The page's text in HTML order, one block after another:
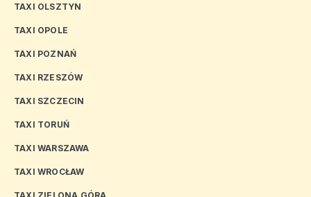
TAXI OLSZTYN
TAXI OPOLE
TAXI POZNAŃ
TAXI RZESZÓW
TAXI SZCZECIN
TAXI TORUŃ
TAXI WARSZAWA
TAXI WROCŁAW